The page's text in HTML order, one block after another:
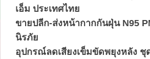
เอ็ม ประเทศไทย
ขายปลีก-ส่งหน้ากากกันฝุ่น N95
นิรภัย
อุปกรณ์ลดเสียงเข็มขัดพยุงหลัง